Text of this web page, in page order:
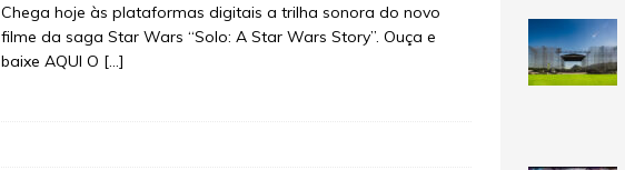
Chega hoje às plataformas digitais a trilha sonora do novo
filme da saga Star Wars “Solo: A Star Wars Story”. Ouça e
baixe AQUI O […]